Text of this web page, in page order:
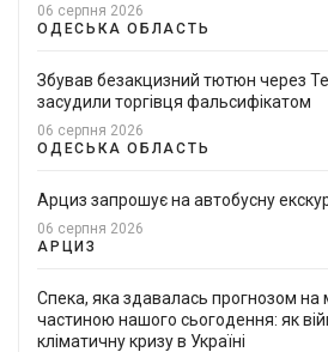
06 серпня 2026
ОДЕСЬКА ОБЛАСТЬ
Збував безакцизний тютюн через
засудили торгівця фальсифікатом
06 серпня 2026
ОДЕСЬКА ОБЛАСТЬ
Арциз запрошує на автобусну
06 серпня 2026
АРЦИЗ
Спека, яка здавалась прогнозом на
частиною нашого сьогодення: як
кліматичну кризу в Україні